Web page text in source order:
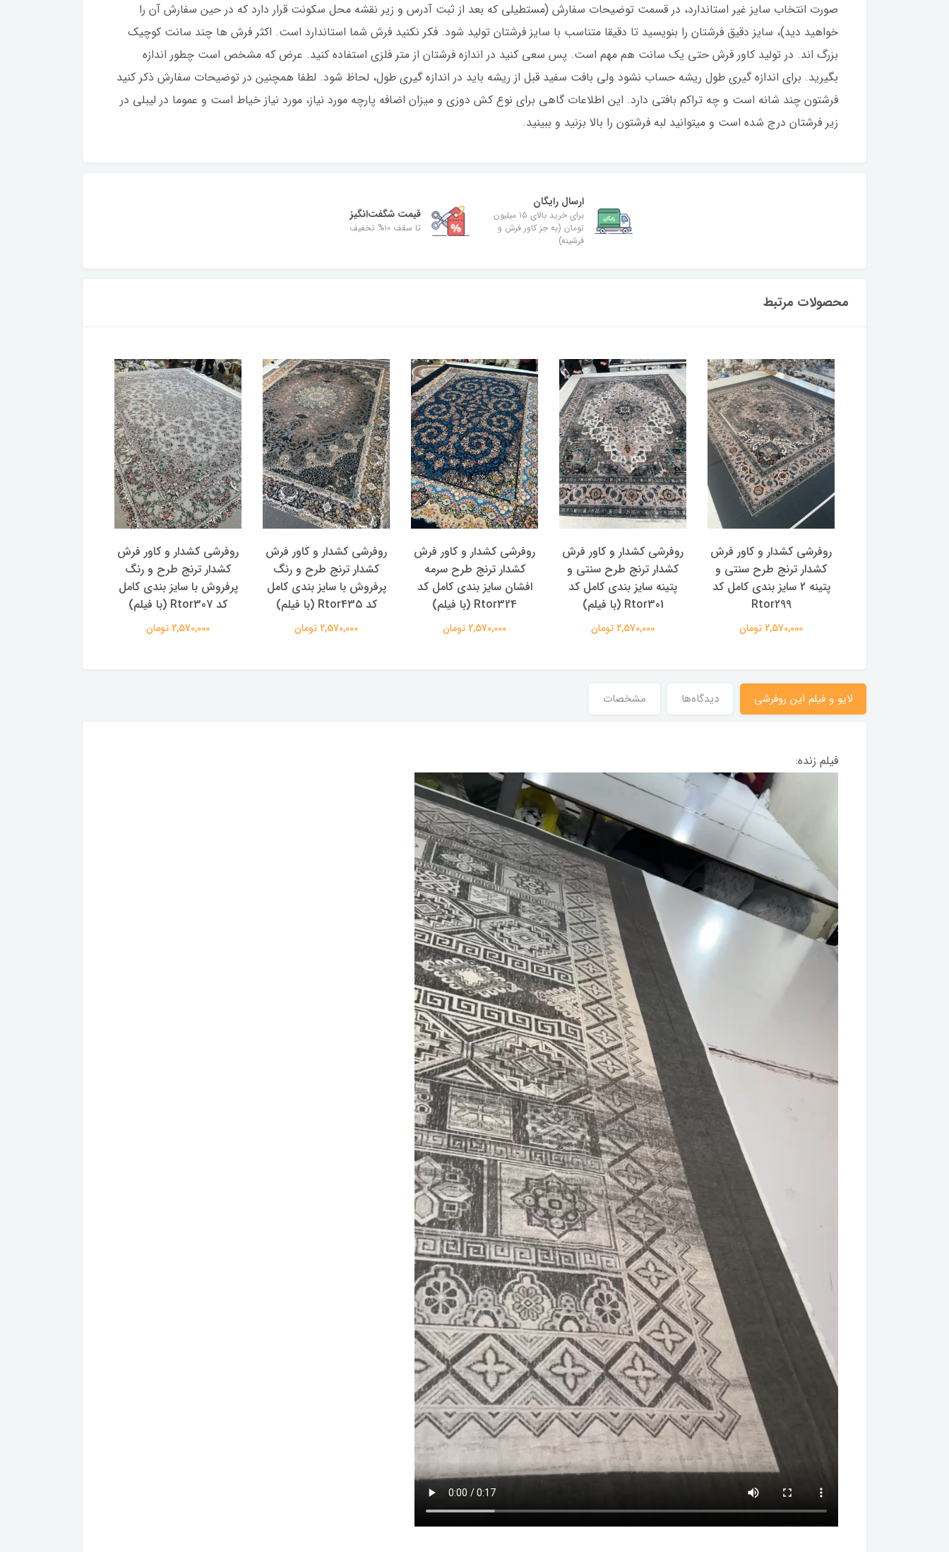
صورت انتخاب سایز غیر استاندارد، در قسمت توضیحات سفارش (مستطیلی که بعد از ثبت آدرس و زیر نقشه محل سکونت قرار دارد که در حین سفارش آن را
خواهید دید)، سایز دقیق فرشتان را بنویسید تا دقیقا متناسب با سایز فرشتان تولید شود. فکر نکنید فرش شما استاندارد است. اکثر فرش ها چند سانت کوچیک
بزرگ اند. در تولید کاور فرش حتی یک سانت هم مهم است. پس سعی کنید در اندازه فرشتان از متر فلزی استفاده کنید‌. عرض که مشخص است چطور اندازه
بگیرید. برای اندازه گیری طول ریشه حساب نشود ولی بافت سفید قبل از ریشه باید در اندازه گیری طول، لحاظ شود. لطفا همچنین در توضیحات سفارش ذکر کنید
فرشتون چند شانه است و چه تراکم بافتی دارد. این اطلاعات گاهی برای نوع کش دوزی و میزان اضافه پارچه مورد نیاز، مورد نیاز خیاط است و عموما در لیبلی در
زیر فرشتان درج شده است و میتوانید لبه فرشتون را بالا بزنید و ببینید.
ارسال رایگان
برای خرید بالای ۱۵ میلیون
تومان (به جز کاور فرش و
فرشینه)
قیمت شگفت‌انگیز
تا سقف ۱۰% تخفیف
محصولات مرتبط
روفرشی کشدار و کاور فرش
کشدار ترنج طرح سنتی و
پتینه 2 سایز بندی کامل کد
Rtor299
2,570,000 تومان
روفرشی کشدار و کاور فرش
کشدار ترنج طرح سنتی و
پتینه سایز بندی کامل کد
Rtor301 (با فیلم)
2,570,000 تومان
روفرشی کشدار و کاور فرش
کشدار ترنج طرح سرمه
افشان سایز بندی کامل کد
Rtor324 (با فیلم)
2,570,000 تومان
روفرشی کشدار و کاور فرش
کشدار ترنج طرح و رنگ
پرفروش با سایز بندی کامل
کد Rtor435 (با فیلم)
2,570,000 تومان
روفرشی کشدار و کاور فرش
کشدار ترنج طرح و رنگ
پرفروش با سایز بندی کامل
کد Rtor307 (با فیلم)
2,570,000 تومان
لایو و فیلم این روفرشی دیدگاه‌ها مشخصات
فیلم زنده: